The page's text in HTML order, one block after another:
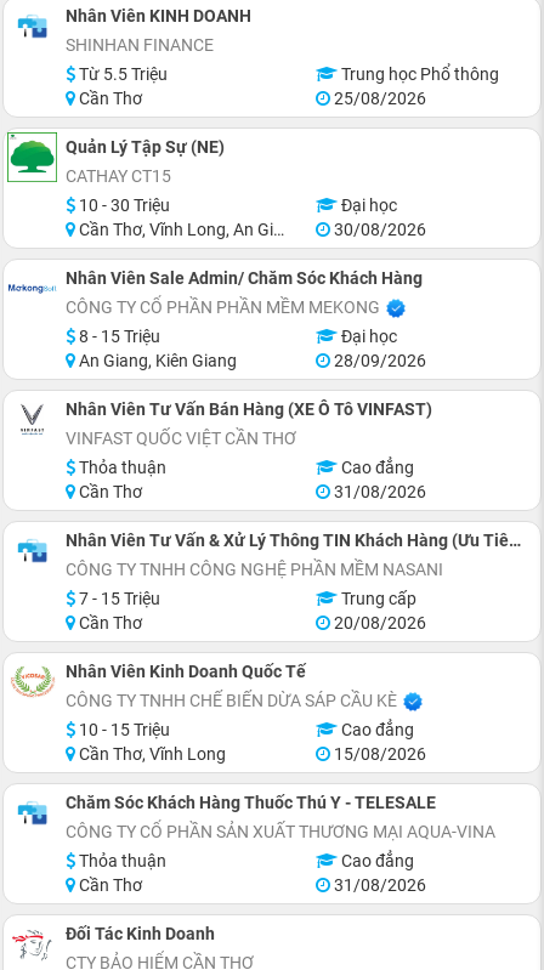
Nhân Viên KINH DOANH
SHINHAN FINANCE
Từ 5.5 Triệu
Trung học Phổ thông
Cần Thơ
25/08/2026
Quản Lý Tập Sự (NE)
CATHAY CT15
10 - 30 Triệu
Đại học
Cần Thơ, Vĩnh Long, An Giang, Hậu Giang, Hồ Chí Minh
30/08/2026
Nhân Viên Sale Admin/ Chăm Sóc Khách Hàng
CÔNG TY CỔ PHẦN PHẦN MỀM MEKONG
8 - 15 Triệu
Đại học
An Giang, Kiên Giang
28/09/2026
Nhân Viên Tư Vấn Bán Hàng (XE Ô Tô VINFAST)
VINFAST QUỐC VIỆT CẦN THƠ
Thỏa thuận
Cao đẳng
Cần Thơ
31/08/2026
Nhân Viên Tư Vấn & Xử Lý Thông TIN Khách Hàng (Ưu Tiên: CNTT, QTKD, PMMT, ..... Hoặc Khác Ngành )
CÔNG TY TNHH CÔNG NGHỆ PHẦN MỀM NASANI
7 - 15 Triệu
Trung cấp
Cần Thơ
20/08/2026
Nhân Viên Kinh Doanh Quốc Tế
CÔNG TY TNHH CHẾ BIẾN DỪA SÁP CẦU KÈ
10 - 15 Triệu
Cao đẳng
Cần Thơ, Vĩnh Long
15/08/2026
Chăm Sóc Khách Hàng Thuốc Thú Y - TELESALE
CÔNG TY CỔ PHẦN SẢN XUẤT THƯƠNG MẠI AQUA-VINA
Thỏa thuận
Cao đẳng
Cần Thơ
31/08/2026
Đối Tác Kinh Doanh
CTY BẢO HIỂM CẦN THƠ